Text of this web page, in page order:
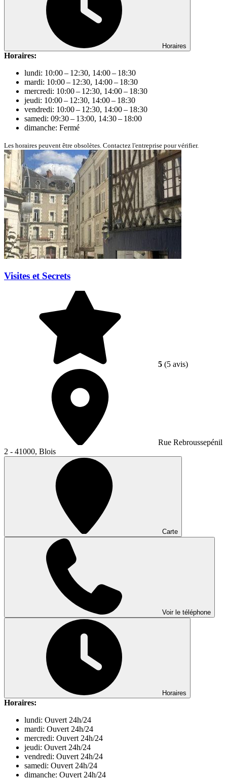
Horaires
Horaires:
lundi: 10:00 – 12:30, 14:00 – 18:30
mardi: 10:00 – 12:30, 14:00 – 18:30
mercredi: 10:00 – 12:30, 14:00 – 18:30
jeudi: 10:00 – 12:30, 14:00 – 18:30
vendredi: 10:00 – 12:30, 14:00 – 18:30
samedi: 09:30 – 13:00, 14:30 – 18:00
dimanche: Fermé
Les horaires peuvent être obsolètes. Contactez l'entreprise pour vérifier.
Visites et Secrets
5 (5 avis)
Rue Rebroussepénil
2 - 41000, Blois
Carte
Voir le téléphone
Horaires
Horaires:
lundi: Ouvert 24h/24
mardi: Ouvert 24h/24
mercredi: Ouvert 24h/24
jeudi: Ouvert 24h/24
vendredi: Ouvert 24h/24
samedi: Ouvert 24h/24
dimanche: Ouvert 24h/24